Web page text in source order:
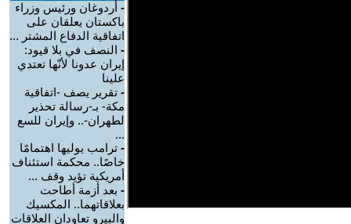
- أردوغان ورئيس وزراء
باكستان يعلقان على
اتفاقية الدفاع المشتر ...
- النصف في بلا قيود:
إيران عدونا لأنّها تعتدي
علينا
- تقرير يصف -اتفاقية
مكة- بـ-رسالة تحذير
لطهران-.. وإيران للسع
...
- ترامب يوليها اهتمامًا
خاصًا.. محكمة استئناف
أمريكية تؤيد وقف ...
- بعد أزمة أطاحت
بعلاقاتهما.. المكسيك
والبيرو تعاودان العلاقات